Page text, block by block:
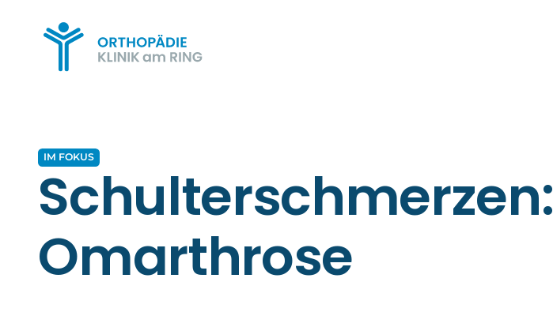
IM FOKUS
Schulterschmerzen:
Omarthrose